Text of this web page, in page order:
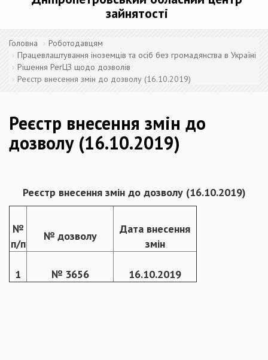
зайнятості
Головна
Роботодавцям
Працевлаштування іноземців та осіб без громадянства в Україні
Рішення РегЦЗ щодо дозволів
Реєстр внесення змін до дозволу (16.10.2019)
Реєстр внесення змін до
дозволу (16.10.2019)
Реєстр внесення змін до дозволу (16.10.2019)
№
п/п
№ дозволу
Дата внесення
змін
1 № 3656 16.10.2019